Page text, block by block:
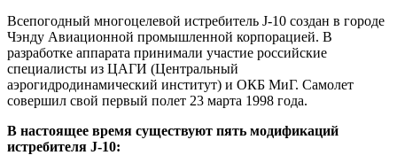
Всепогодный многоцелевой истребитель J-10 создан в городе
Чэнду Авиационной промышленной корпорацией. В
разработке аппарата принимали участие российские
специалисты из ЦАГИ (Центральный
аэрогидродинамический институт) и ОКБ МиГ. Самолет
совершил свой первый полет 23 марта 1998 года.
В настоящее время существуют пять модификаций
истребителя J-10: